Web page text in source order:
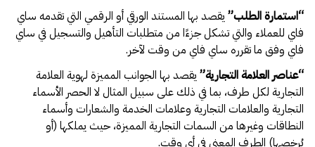
“استمارة الطلب” يقصد بها المستند الورقي أو الرقمي التي تقدمه ساي
فاي للعملاء والتي تشكل جزءًا من متطلبات التأهيل والتسجيل في ساي
فاي وفق ما تقرره ساي فاي من وقت لآخر.
“عناصر العلامة التجارية” يقصد بها الجوانب المميزة لهوية العلامة
التجارية لكل طرف، بما في ذلك على سبيل المثال لا الحصر الأسماء
التجارية والعلامات التجارية وعلامات الخدمة والشعارات وأسماء
النطاقات وغيرها من السمات التجارية المميزة، حيث يملكها (أو
يُرخصها) الطرف المعني في أي وقت.